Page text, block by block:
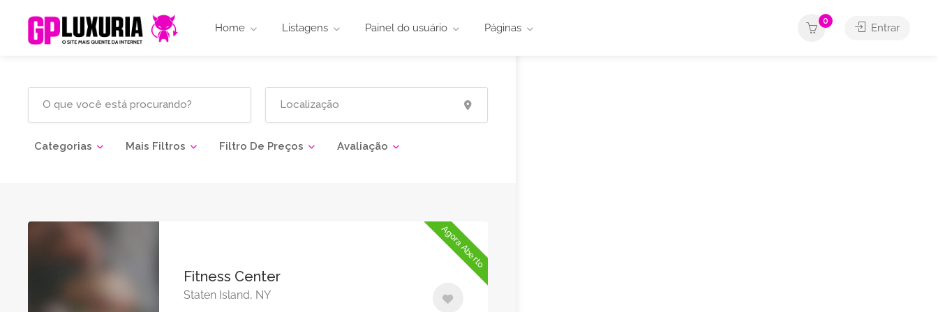
Home Listagens Painel do usuário Páginas
0
Entrar
Categorias Mais Filtros Filtro De Preços Avaliação
Agora Aberto
Fitness Center
Staten Island, NY